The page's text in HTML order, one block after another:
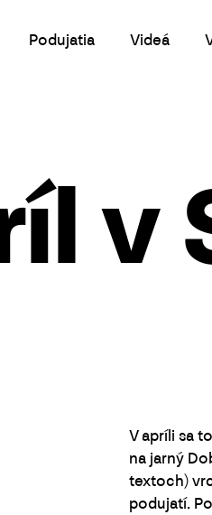
Podujatia Videá
v
V apríli sa
na jarný
textoch)
podujatí.